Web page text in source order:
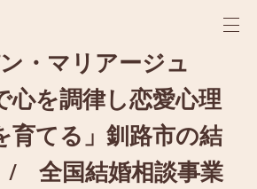
・マリアージュ
心を調律し恋愛心理
育てる」釧路市の結
/ 全国結婚相談事業